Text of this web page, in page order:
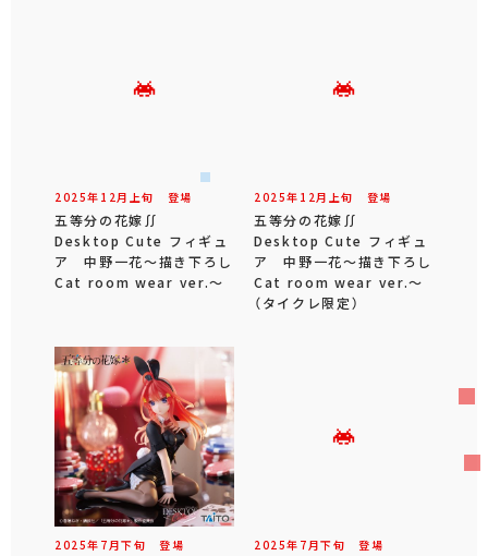
2025年 12 月 上旬 登場
五等分の花嫁∬
Desktop Cute フィギュ
ア 中野一花～描き下ろし
Cat room wear ver.～
2025年 12 月 上旬 登場
五等分の花嫁∬
Desktop Cute フィギュ
ア 中野一花～描き下ろし
Cat room wear ver.～
（タイクレ限定）
2025年 7 月下旬 登場 2025年 7 月下旬 登場